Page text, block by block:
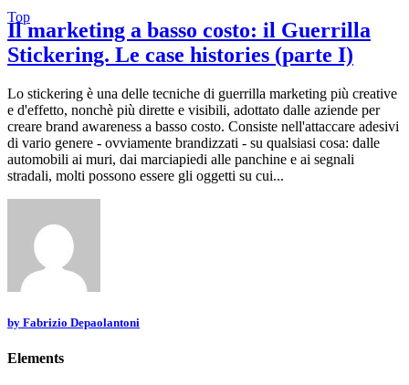
Top
Il marketing a basso costo: il Guerrilla
Stickering. Le case histories (parte I)
Lo stickering è una delle tecniche di guerrilla marketing più creative
e d'effetto, nonchè più dirette e visibili, adottato dalle aziende per
creare brand awareness a basso costo. Consiste nell'attaccare adesivi
di vario genere - ovviamente brandizzati - su qualsiasi cosa: dalle
automobili ai muri, dai marciapiedi alle panchine e ai segnali
stradali, molti possono essere gli oggetti su cui...
by Fabrizio Depaolantoni
Elements